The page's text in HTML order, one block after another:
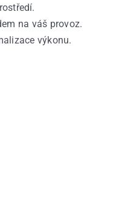
.
na váš provoz.
výkonu.